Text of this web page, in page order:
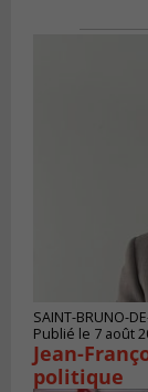
SAINT-BRUNO-
Publié le 7 août
Jean-
politique